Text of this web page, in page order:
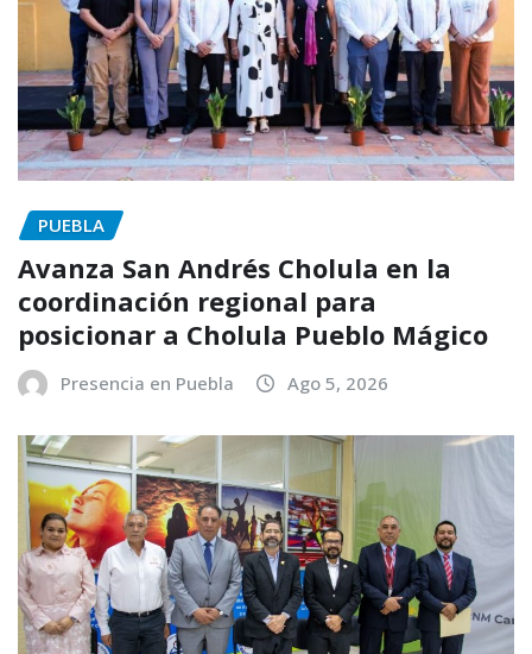
PUEBLA
Avanza San Andrés Cholula en la
coordinación regional para
posicionar a Cholula Pueblo Mágico
Presencia en Puebla Ago 5, 2026